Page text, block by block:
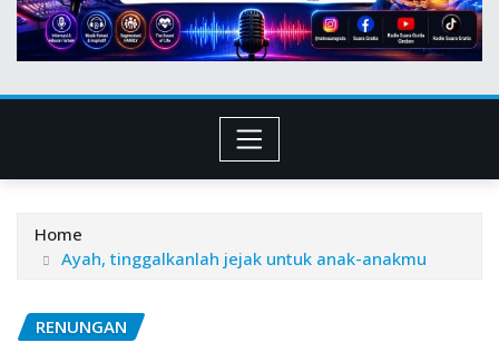
Home
Ayah, tinggalkanlah jejak untuk anak-anakmu
RENUNGAN